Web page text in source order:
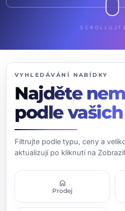
VYHLEDÁVÁNÍ NABÍDKY
Najděte
podle
Filtrujte podle typu, ceny a
aktualizují po kliknutí na
home
Prodej